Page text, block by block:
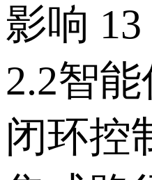
影响 13
2.2智
闭环控